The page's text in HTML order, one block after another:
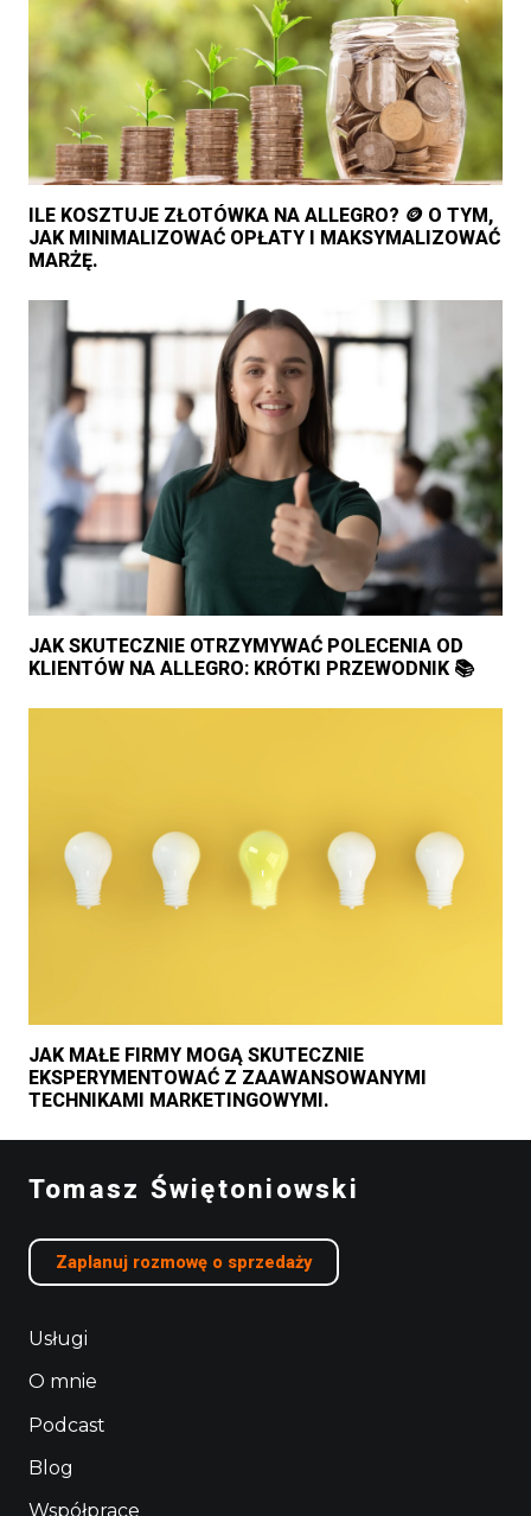
ILE KOSZTUJE ZŁOTÓWKA NA ALLEGRO? 🪙 O TYM,
JAK MINIMALIZOWAĆ OPŁATY I MAKSYMALIZOWAĆ
MARŻĘ.
JAK SKUTECZNIE OTRZYMYWAĆ POLECENIA OD
KLIENTÓW NA ALLEGRO: KRÓTKI PRZEWODNIK 📚
JAK MAŁE FIRMY MOGĄ SKUTECZNIE
EKSPERYMENTOWAĆ Z ZAAWANSOWANYMI
TECHNIKAMI MARKETINGOWYMI.
Tomasz Świętoniowski
Zaplanuj rozmowę o sprzedaży
Usługi
O mnie
Podcast
Blog
Współprace